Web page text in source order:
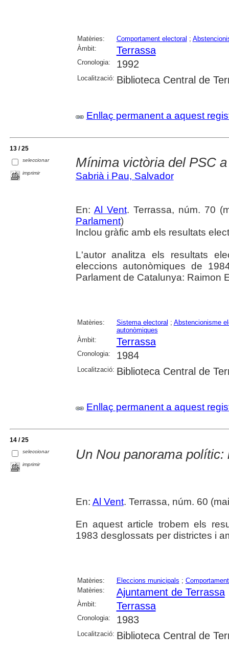
Matèries: Comportament electoral ;
Àmbit:
Terrassa
Cronologia: 1992
Localització: Biblioteca Central de
Enllaç permanent a aquest
13 / 25
seleccionar
imprimir
Mínima victòria del PSC
Sabrià i Pau, Salvador
En: Al Vent. Terrassa, núm. 70
Parlament)
Inclou gràfic amb els resultats
L'autor analitza els resultats
eleccions autonòmiques de
Parlament de Catalunya: Raimon
Matèries: Sistema electoral ; Abstencionisme
autonòmiques
Àmbit:
Terrassa
Cronologia: 1984
Localització: Biblioteca Central de
Enllaç permanent a aquest
14 / 25
seleccionar
imprimir
Un Nou panorama
En: Al Vent. Terrassa, núm. 60
En aquest article trobem els
1983 desglossats per districtes i
Matèries: Eleccions municipals ;
Matèries:
Ajuntament de Terrassa
Àmbit: Terrassa
Cronologia: 1983
Localització: Biblioteca Central de